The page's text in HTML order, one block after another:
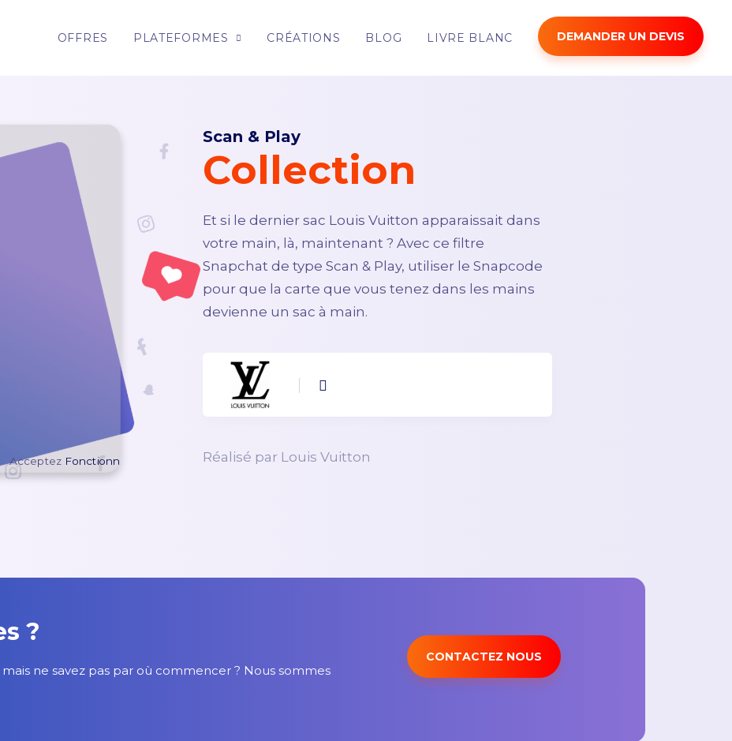
OFFRES PLATEFORMES CRÉATIONS BLOG LIVRE BLANC DEMANDER UN DEVIS
Acceptez Fonctionnel cookies pour afficher le contenu.
Scan & Play
Collection
Et si le dernier sac Louis Vuitton apparaissait dans
votre main, là, maintenant ? Avec ce filtre
Snapchat de type Scan & Play, utiliser le Snapcode
pour que la carte que vous tenez dans les mains
devienne un sac à main.
Réalisé par Louis Vuitton
?
ne savez pas par où commencer ? Nous sommes
CONTACTEZ NOUS